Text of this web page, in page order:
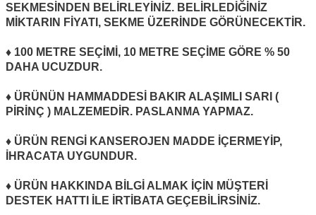
SEKMESİNDEN BELİRLEYİNİZ. BELİRLEDİĞİNİZ
MİKTARIN FİYATI, SEKME ÜZERİNDE GÖRÜNECEKTİR.
♦ 100 METRE SEÇİMİ, 10 METRE SEÇİME GÖRE % 50
DAHA UCUZDUR.
♦ ÜRÜNÜN HAMMADDESİ BAKIR ALAŞIMLI SARI (
PİRİNÇ ) MALZEMEDİR. PASLANMA YAPMAZ.
♦ ÜRÜN RENGİ KANSEROJEN MADDE İÇERMEYİP,
İHRACATA UYGUNDUR.
♦ ÜRÜN HAKKINDA BİLGİ ALMAK İÇİN MÜŞTERİ
DESTEK HATTI İLE İRTİBATA GEÇEBİLİRSİNİZ.